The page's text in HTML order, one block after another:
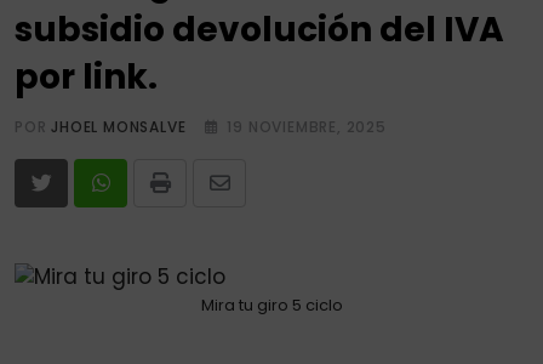
subsidio devolución del IVA
por link.
PORJHOEL MONSALVE 19 NOVIEMBRE, 2025
Print
Share
Mira tu giro 5 ciclo